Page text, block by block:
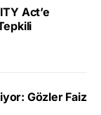
Act’e
Gözler Faiz